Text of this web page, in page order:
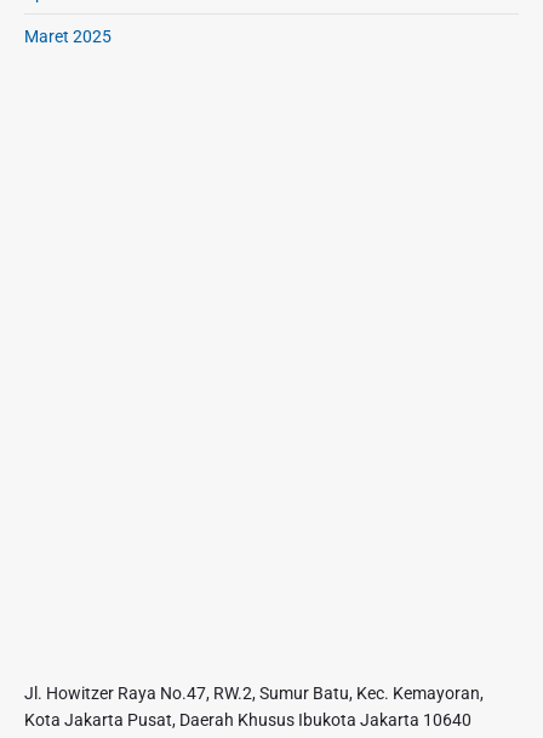
Maret 2025
Jl. Howitzer Raya No.47, RW.2, Sumur Batu, Kec. Kemayoran,
Kota Jakarta Pusat, Daerah Khusus Ibukota Jakarta 10640